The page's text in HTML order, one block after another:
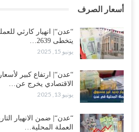
أسعار الصرف
“عدن“| انهيار كارثي
يتخطى 2639…
يونيو 15, 2025
“عدن“| ارتفاع كبير
الاقتصادي يخرج عن…
يونيو 13, 2025
“عدن“| ضمن الانهيار
العملة المحلية…